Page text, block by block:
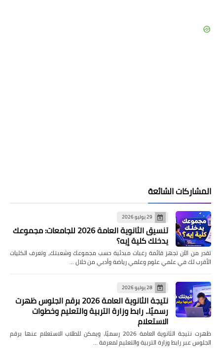
المشاركات الشائعة
29 يوليو 2026
تنسيق الثانوية العامة 2026 للجامعات: مجموعك
يدخلك كلية إيه؟
تقدر من الآن تجهز قائمة رغبات مبدئية حسب مجموعك وشعبتك، وتعرف الكليات
الأقرب لك في علمي علوم وعلمي رياضة وأدبي من خلال …
28 يوليو 2026
نتيجة الثانوية العامة 2026 برقم الجلوس ظهرت
رسميًا.. رابط وزارة التربية والتعليم وخطوات
الاستعلام
ظهرت نتيجة الثانوية العامة 2026 رسميًا، ويمكن للطلاب الاستعلام عنها برقم
الجلوس عبر رابط وزارة التربية والتعليم لمعرفة …